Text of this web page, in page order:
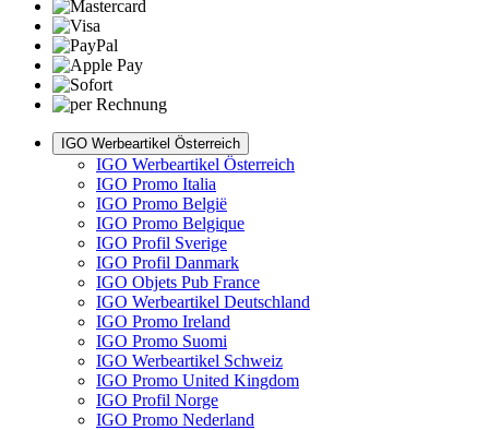
IGO Werbeartikel Österreich
IGO Werbeartikel Österreich
IGO Promo Italia
IGO Promo België
IGO Promo Belgique
IGO Profil Sverige
IGO Profil Danmark
IGO Objets Pub France
IGO Werbeartikel Deutschland
IGO Promo Ireland
IGO Promo Suomi
IGO Werbeartikel Schweiz
IGO Promo United Kingdom
IGO Profil Norge
IGO Promo Nederland